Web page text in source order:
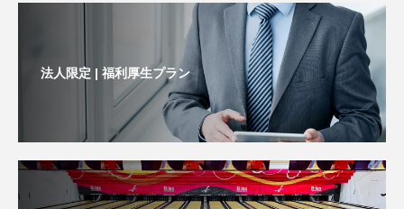
法人限定 | 福利厚生プラン